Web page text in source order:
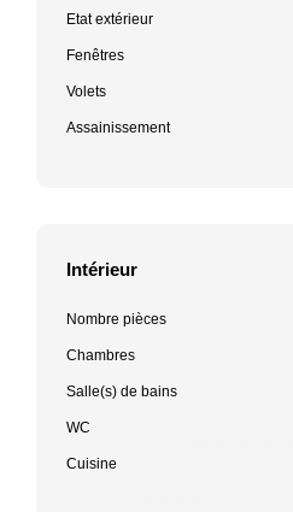
Etat extérieur
Fenêtres
Volets
Assainissement
Intérieur
Nombre pièces
Chambres
Salle(s) de bains
WC
Cuisine